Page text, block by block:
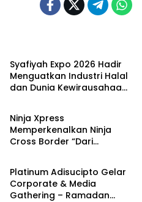
Syafiyah Expo 2026 Hadir
Menguatkan Industri Halal
dan Dunia Kewirausahaan
Berita
Ninja Xpress
Memperkenalkan Ninja
Cross Border “Dari
Ekonomi & Bisnis
Platinum Adisucipto Gelar
Corporate & Media
Gathering – Ramadan